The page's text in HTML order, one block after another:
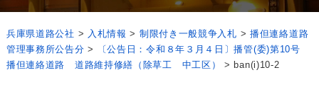
兵庫県道路公社 > 入札情報 > 制限付き一般競争入札 > 播但連絡道路
管理事務所公告分 >
〔公告日：令和８年３月４日〕播管(委)第10号
播但連絡道路 道路維持修繕（除草工 中工区）
> ban(i)10-2